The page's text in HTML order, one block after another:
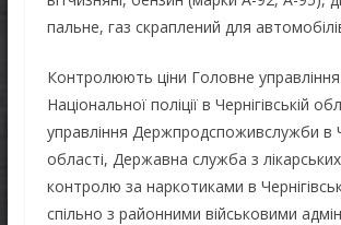
пальне, газ скраплений для
Контролюють ціни Головне управління
Національної поліції в Чернігівській
управління Держпродспоживслужби в
області, Державна служба з
контролю за наркотиками в
спільно з районними військовими